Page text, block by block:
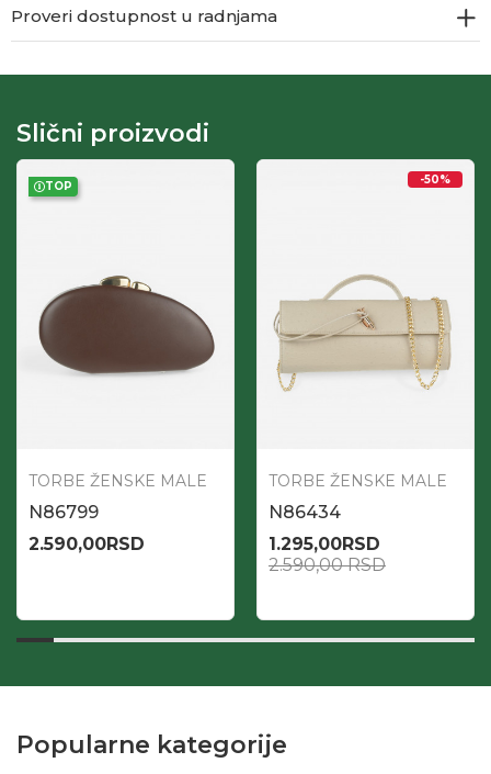
Proveri dostupnost u radnjama
Slični proizvodi
TOP
TORBE ŽENSKE MALE
N86799
2.590,00RSD
-50%
TORBE ŽENSKE MALE
N86434
1.295,00RSD
2.590,00RSD
Popularne kategorije